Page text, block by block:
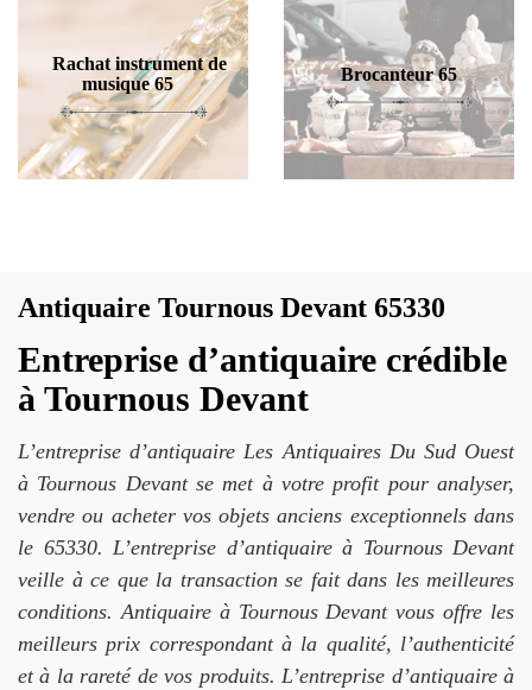
Rachat instrument de
musique 65
Brocanteur 65
Antiquaire Tournous Devant 65330
Entreprise d’antiquaire crédible
à Tournous Devant
L’entreprise d’antiquaire Les Antiquaires Du Sud Ouest
à Tournous Devant se met à votre profit pour analyser,
vendre ou acheter vos objets anciens exceptionnels dans
le 65330. L’entreprise d’antiquaire à Tournous Devant
veille à ce que la transaction se fait dans les meilleures
conditions. Antiquaire à Tournous Devant vous offre les
meilleurs prix correspondant à la qualité, l’authenticité
et à la rareté de vos produits. L’entreprise d’antiquaire à